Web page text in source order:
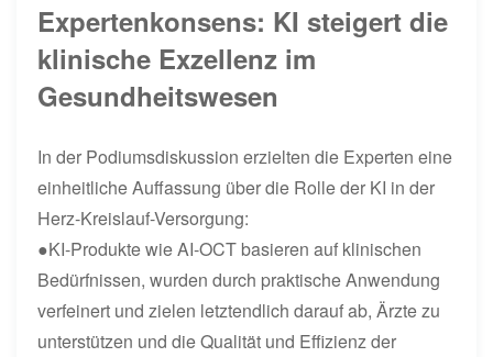
Expertenkonsens: KI steigert die
klinische Exzellenz im
Gesundheitswesen
In der Podiumsdiskussion erzielten die Experten eine
einheitliche Auffassung über die Rolle der KI in der
Herz-Kreislauf-Versorgung:
●KI-Produkte wie AI-OCT basieren auf klinischen
Bedürfnissen, wurden durch praktische Anwendung
verfeinert und zielen letztendlich darauf ab, Ärzte zu
unterstützen und die Qualität und Effizienz der